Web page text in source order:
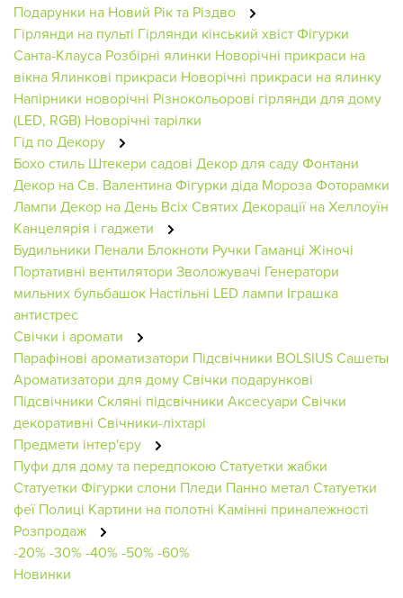
Подарунки на Новий Рік та Різдво
Гірлянди на пульті Гірлянди кінський хвістФігурки
Санта-Клауса Розбірні ялинки Новорічні прикраси на
вікна Ялинкові прикраси Новорічні прикраси на ялинку
Напірники новорічні Різнокольорові гірлянди для дому
(LED, RGB) Новорічні тарілки
Гід по Декору
Бохо стиль Штекери садові Декор для садуФонтани
Декор на Св. ВалентинаФігурки діда МорозаФоторамки
Лампи Декор на День Всіх СвятихДекорації на Хеллоуїн
Канцелярія і гаджети
Будильники Пенали Блокноти Ручки Гаманці Жіночі
Портативні вентилятори Зволожувачі Генератори
мильних бульбашок Настільні LED лампи Іграшка
антистрес
Свічки і аромати
Парафінові ароматизатори Підсвічники BOLSIUSСашеты
Ароматизатори для домуСвічки подарункові
Підсвічники Скляні підсвічники Аксесуари Свічки
декоративні Свічники-ліхтарі
Предмети інтер'єру
Пуфи для дому та передпокоюСтатуетки жабки
Статуетки Фігурки слони Пледи Панно метал Статуетки
феї Полиці Картини на полотні Камінні приналежності
Розпродаж
-20%-30%-40%-50%-60%
Новинки